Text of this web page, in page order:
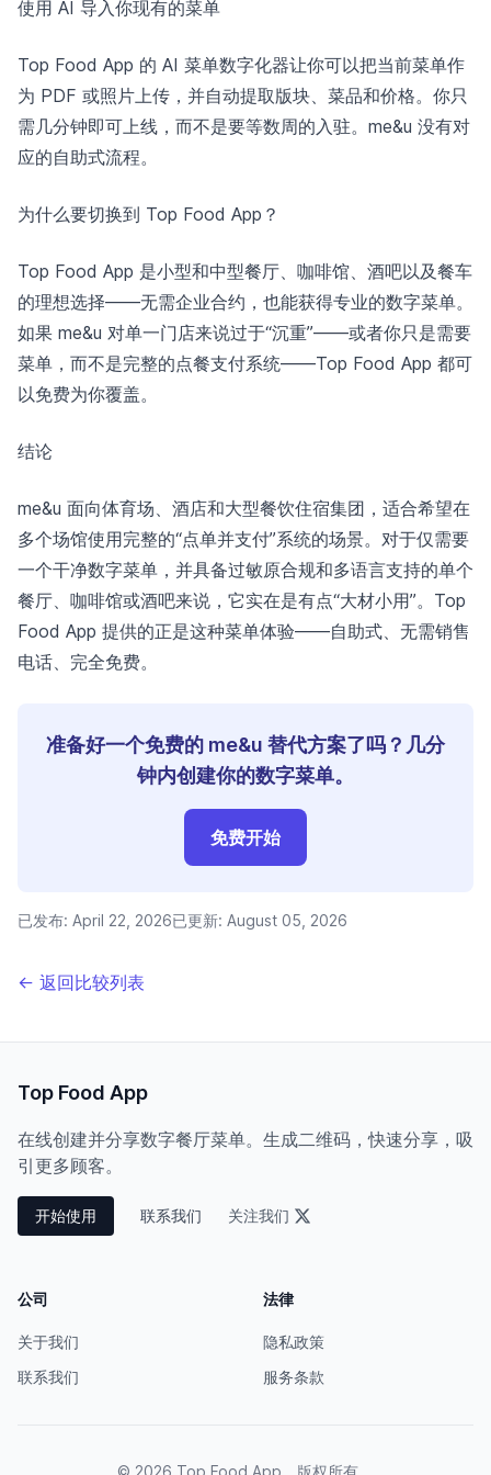
使用 AI 导入你现有的菜单
Top Food App 的 AI 菜单数字化器让你可以把当前菜单作
为 PDF 或照片上传，并自动提取版块、菜品和价格。你只
需几分钟即可上线，而不是要等数周的入驻。me&u 没有对
应的自助式流程。
为什么要切换到 Top Food App？
Top Food App 是小型和中型餐厅、咖啡馆、酒吧以及餐车
的理想选择——无需企业合约，也能获得专业的数字菜单。
如果 me&u 对单一门店来说过于“沉重”——或者你只是需要
菜单，而不是完整的点餐支付系统——Top Food App 都可
以免费为你覆盖。
结论
me&u 面向体育场、酒店和大型餐饮住宿集团，适合希望在
多个场馆使用完整的“点单并支付”系统的场景。对于仅需要
一个干净数字菜单，并具备过敏原合规和多语言支持的单个
餐厅、咖啡馆或酒吧来说，它实在是有点“大材小用”。Top
Food App 提供的正是这种菜单体验——自助式、无需销售
电话、完全免费。
准备好一个免费的 me&u 替代方案了吗？几分
钟内创建你的数字菜单。
免费开始
已发布: April 22, 2026已更新: August 05, 2026
← 返回比较列表
Top Food App
在线创建并分享数字餐厅菜单。生成二维码，快速分享，吸
引更多顾客。
开始使用 联系我们 关注我们
公司
关于我们
联系我们
法律
隐私政策
服务条款
© 2026 Top Food App。版权所有。